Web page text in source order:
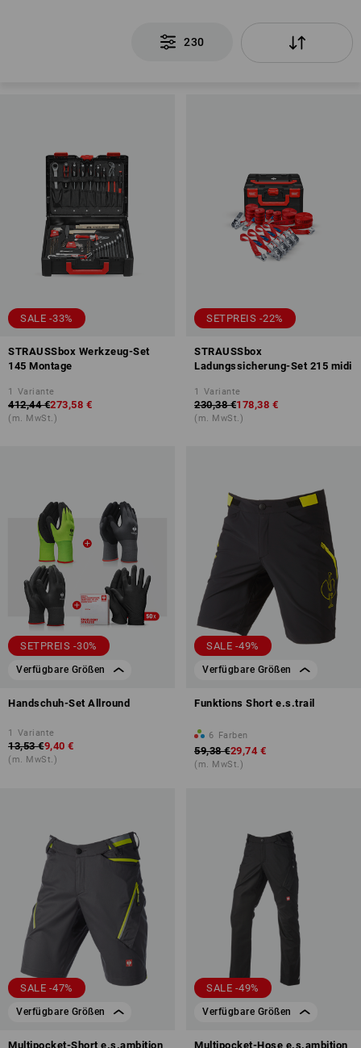
230
SALE -33%
STRAUSSbox Werkzeug-Set
145 Montage
1 Variante
412,44 €273,58 €
(m. MwSt.)
SETPREIS -22%
STRAUSSbox
Ladungssicherung-Set 215 midi
1 Variante
230,38 €178,38 €
(m. MwSt.)
SETPREIS -30%
Verfügbare Größen
Handschuh-Set Allround
1 Variante
13,53 €9,40 €
(m. MwSt.)
SALE -49%
Verfügbare Größen
Funktions Short e.s.trail
6 Farben
59,38 €29,74 €
(m. MwSt.)
SALE -47%
Verfügbare Größen
Multipocket-Short e.s.ambition
SALE -49%
Verfügbare Größen
Multipocket-Hose e.s.ambition